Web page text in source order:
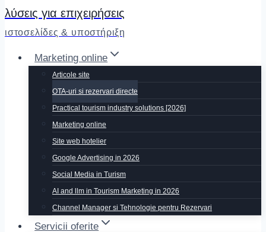
λύσεις για επιχειρήσεις
ιστοσελίδες & υποστήριξη
Marketing online
Articole site
OTA-uri si rezervari directe
Practical tourism industry solutions [2026]
Marketing online
Site web hotelier
Google Advertising in 2026
Social Media in Turism
AI and llm in Tourism Marketing in 2026
Channel Manager si Tehnologie pentru Rezervari
Servicii oferite